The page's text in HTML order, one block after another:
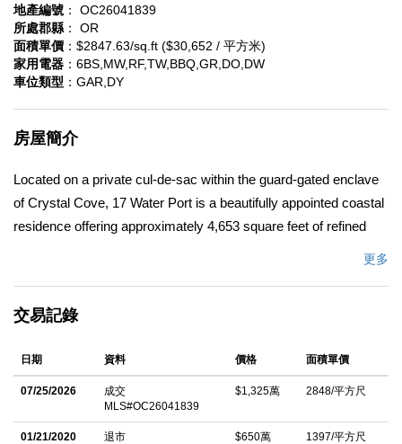
地產編號 ： OC26041839
所處郡縣 ： OR
面積單價 ：$2847.63/sq.ft ($30,652 / 平方米)
家用電器 ：6BS,MW,RF,TW,BBQ,GR,DO,DW
車位類型 ：GAR,DY
房屋簡介
Located on a private cul-de-sac within the guard-gated enclave
of Crystal Cove, 17 Water Port is a beautifully appointed coastal
residence offering approximately 4,653 square feet of refined
generously sized ensuite bedrooms, including a primary suite
multigenerational living, with two private suites upstairs.
Designed for seamless indoor-outdoor living, floor-to-ceiling
retractable bifold doors open the great room and kitchen to
expansive outdoor entertaining spaces. The recently reimagined
更多
交易記錄
日期 資料 價格 面積單價
07/25/2026
成交
MLS#OC26041839
$1,325萬 2848/平方尺
01/21/2020 退市 $650萬 1397/平方尺